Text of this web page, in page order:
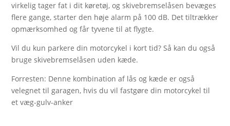
virkelig tager fat i dit køretøj, og skivebremselåsen bevæges
flere gange, starter den høje alarm på 100 dB. Det tiltrækker
opmærksomhed og får tyvene til at flygte.
Vil du kun parkere din motorcykel i kort tid? Så kan du også
bruge skivebremselåsen uden kæde.
Forresten: Denne kombination af lås og kæde er også
velegnet til garagen, hvis du vil fastgøre din motorcykel til
et væg-gulv-anker